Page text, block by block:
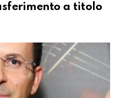
a titolo